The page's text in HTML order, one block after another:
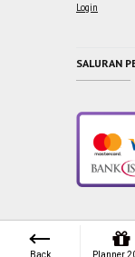
Login
SALURAN